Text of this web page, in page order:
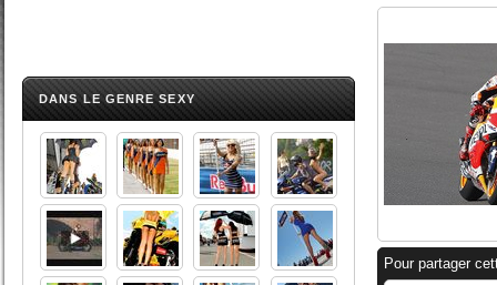
DANS LE GENRE SEXY
Pour partager